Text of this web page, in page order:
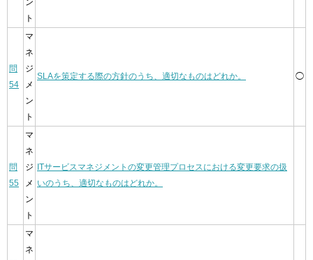
ン
ト
問
54
マ
ネ
ジ
メ
ン
ト
SLAを策定する際の方針のうち、適切なものはどれか。 ◯
問
55
マ
ネ
ジ
メ
ン
ト
ITサービスマネジメントの変更管理プロセスにおける変更要求の扱
いのうち、適切なものはどれか。
マ
ネ